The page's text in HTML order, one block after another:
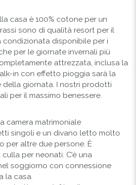
casa è 100% cotone per un
sono di qualità resort per il
condizionata disponibile per i
per le giornate invernali più
attrezzata, inclusa la
in con effetto pioggia sarà la
della giornata. I nostri prodotti
per il massimo benessere.
camera matrimoniale
singoli e un divano letto molto
per altre due persone. È
per neonati. C’è una
soggiorno con connessione
la casa.